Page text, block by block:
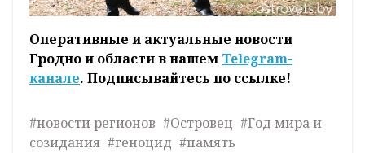
Оперативные и актуальные новости
Гродно и области в нашем Telegram-
канале. Подписывайтесь по ссылке!
#новости регионов #Островец #Год мира и
созидания #геноцид #память